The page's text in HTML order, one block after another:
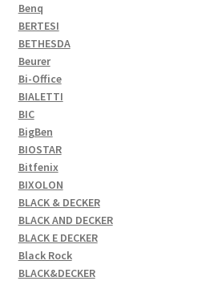
Benq
BERTESI
BETHESDA
Beurer
Bi-Office
BIALETTI
BIC
BigBen
BIOSTAR
Bitfenix
BIXOLON
BLACK & DECKER
BLACK AND DECKER
BLACK E DECKER
Black Rock
BLACK&DECKER